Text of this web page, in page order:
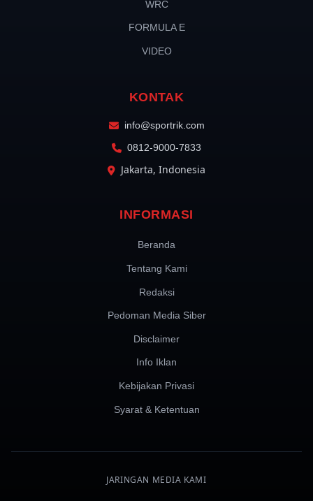
WRC
FORMULA E
VIDEO
KONTAK
info@sportrik.com
0812-9000-7833
Jakarta, Indonesia
INFORMASI
Beranda
Tentang Kami
Redaksi
Pedoman Media Siber
Disclaimer
Info Iklan
Kebijakan Privasi
Syarat & Ketentuan
JARINGAN MEDIA KAMI